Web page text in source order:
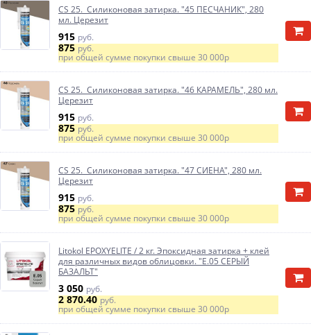
CS 25. Силиконовая затирка. "45 ПЕСЧАНИК", 280
мл. Церезит
915 руб.
875руб.
при общей сумме покупки свыше 30 000р
CS 25. Силиконовая затирка. "46 КАРАМЕЛЬ", 280 мл.
Церезит
915 руб.
875руб.
при общей сумме покупки свыше 30 000р
CS 25. Силиконовая затирка. "47 СИЕНА", 280 мл.
Церезит
915 руб.
875руб.
при общей сумме покупки свыше 30 000р
Litokol EPOXYELITE / 2 кг. Эпоксидная затирка + клей
для различных видов облицовки. "E.05 СЕРЫЙ
БАЗАЛЬТ"
3 050 руб.
2 870.40руб.
при общей сумме покупки свыше 30 000р